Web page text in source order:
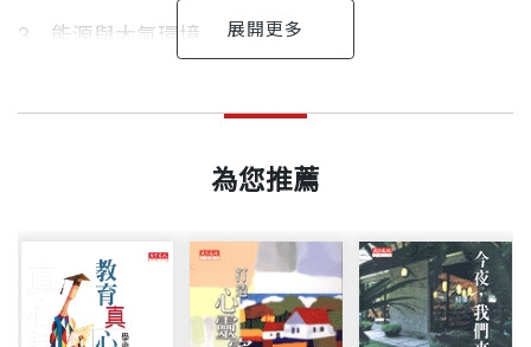
3 能源與大氣環境
Materials and Resources, MR
5 室內環境品質
Indoor Environmental Quality, IEQ
智融集團董事長 施振榮
我是在2000年時開始擔任台積電的獨立董事，因此有
機會較了解台積電的經營策略發展。台積電是很王道
的企業，張董事長的經營思維也很符合王道的思維，
相信對於社會創造「無形」、「間接」、「未來」的價值有
──智融集團董事長 施振榮
電路製造服務的公司。身為專業積體電路製造服務業
技術與最佳的製造效率上已建立聲譽。自創立開始，
台積公司即持續提供客戶最先進的技術及台積公司 T
SMC COMPATIBLE® 設計服務。台積公司藉由與每
出版日期 2013/01/31
出版社 天下文化
為您推薦